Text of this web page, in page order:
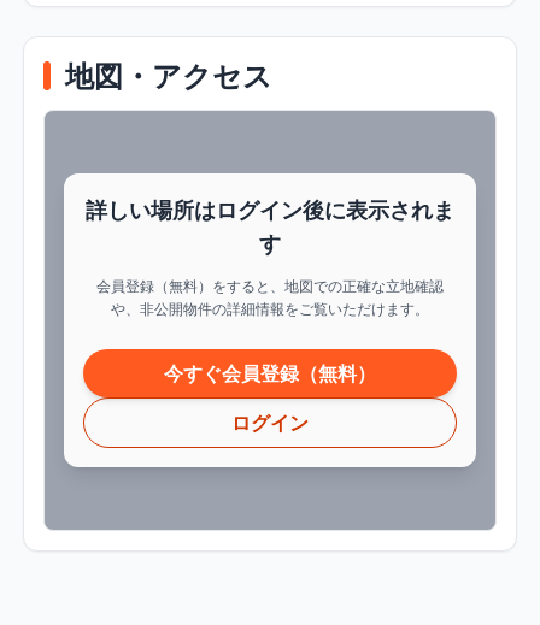
地図・アクセス
詳しい場所はログイン後に表示されま
す
会員登録（無料）をすると、地図での正確な立地確認
や、非公開物件の詳細情報をご覧いただけます。
今すぐ会員登録（無料）
ログイン